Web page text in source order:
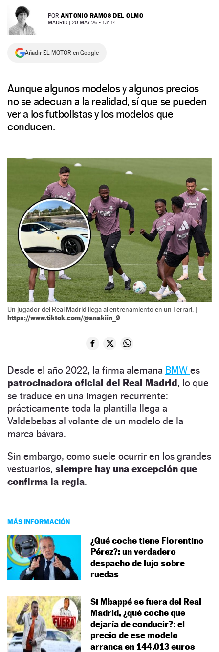
NEWSLETTER POR ANTONIO RAMOS DEL OLMO
MADRID | 20 MAY 26 - 13: 14
Añadir EL MOTOR en Google
Aunque algunos modelos y algunos precios
no se adecuan a la realidad, sí que se pueden
ver a los futbolistas y los modelos que
conducen.
Un jugador del Real Madrid llega al entrenamiento en un Ferrari. |
https://www.tiktok.com/@anakiin_9
Desde el año 2022, la firma alemana BMW es
patrocinadora oficial del Real Madrid, lo que
se traduce en una imagen recurrente:
prácticamente toda la plantilla llega a
Valdebebas al volante de un modelo de la
marca bávara.
Sin embargo, como suele ocurrir en los grandes
vestuarios, siempre hay una excepción que
confirma la regla.
MÁS INFORMACIÓN
¿Qué coche tiene Florentino
Pérez?: un verdadero
despacho de lujo sobre
ruedas
Si Mbappé se fuera del Real
Madrid, ¿qué coche que
dejaría de conducir?: el
precio de ese modelo
arranca en 144.013 euros